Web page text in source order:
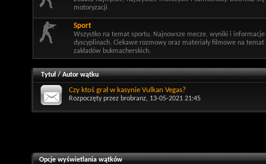
motoryzacji
Sport
Wszystko na temat sportu. Najnowsze mecze, wyniki i
dyscyplinach. Ciekawe rozmowy oraz materiały filmowe na temat
zakładów bukmacherskich.
Tytuł/Autor wątku
Czy ktoś grał w kasynie Vulkan Vegas?
Rozpoczęty przez brobranz, 13-05-2021 21:45
Opcje wyświetlania wątków